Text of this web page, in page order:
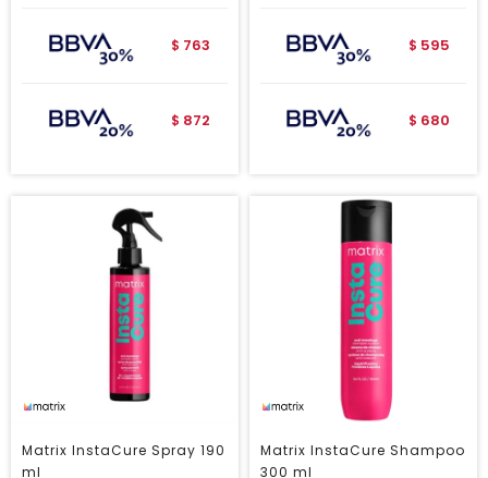
$ 763
$ 872
$ 595
$ 680
Matrix InstaCure Spray 190
ml
Matrix InstaCure Shampoo
300 ml